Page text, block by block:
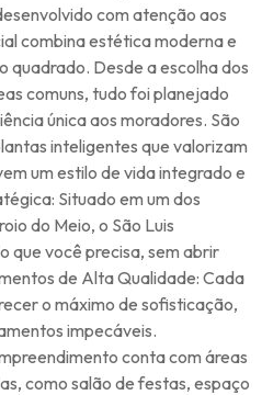
com atenção aos
combina estética moderna e
quadrado. Desde a escolha dos
comuns, tudo foi planejado
única aos moradores. São
inteligentes que valorizam
um estilo de vida integrado e
Situado em um dos
do Meio, o São Luis
que você precisa, sem abrir
de Alta Qualidade: Cada
o máximo de sofisticação,
impecáveis.
conta com áreas
como salão de festas, espaço